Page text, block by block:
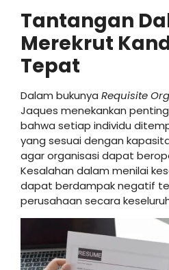
Tantangan
Merekrut
Tepat
Dalam bukunya Requisite
Jaques menekankan
bahwa setiap individu
yang sesuai dengan
agar organisasi dapat
Kesalahan dalam menilai
dapat berdampak negatif
perusahaan secara